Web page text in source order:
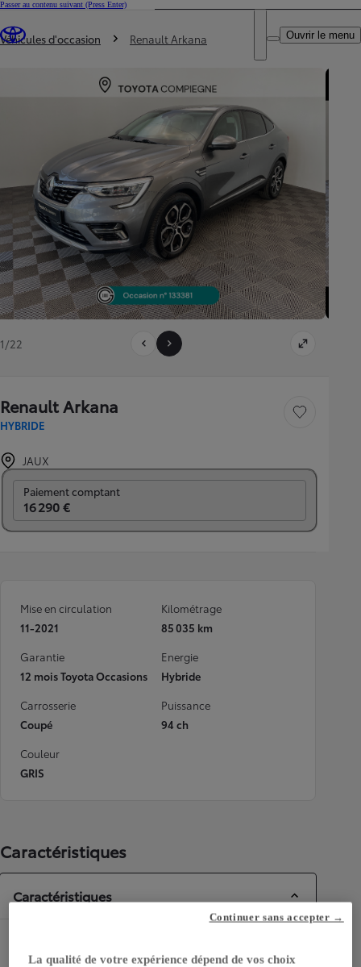
Passer au contenu suivant (Press Enter)
Trouvez un partenaire Toyota
DEALER NAME
Ouvrir le menu
Vous êtes ici
Véhicules d'occasion Renault Arkana
1/22
Renault Arkana
HYBRIDE
Sauvegarder le
JAUX
Paiement comptant
16 290 €
Mise en circulation
11-2021
Kilométrage
85 035 km
Garantie
12 mois Toyota Occasions
Energie
Hybride
Carrosserie
Coupé
Puissance
94 ch
Couleur
GRIS
Caractéristiques
Caractéristiques
La qualité de votre expérience dépend de vos choix
Continuer sans accepter →